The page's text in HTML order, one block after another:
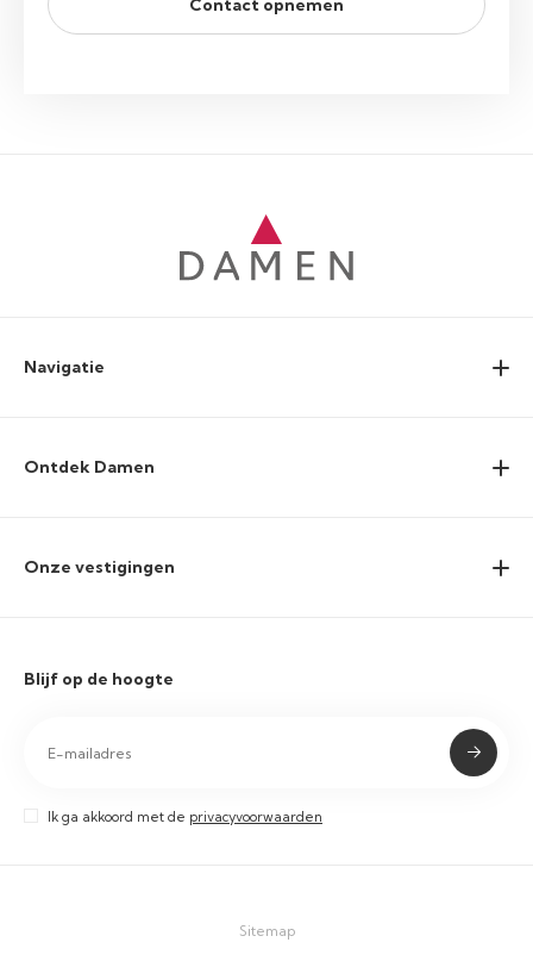
Contact opnemen
Navigatie
Ontdek Damen
Onze vestigingen
Blijf op de hoogte
Ik ga akkoord met de privacyvoorwaarden
Sitemap